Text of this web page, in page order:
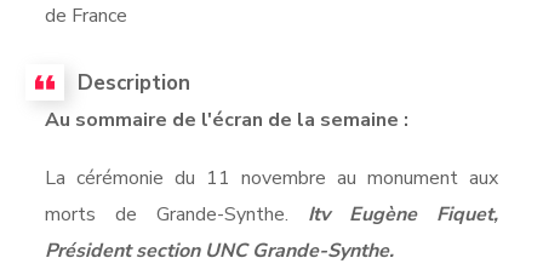
de France
Description
Au sommaire de l'écran de la semaine :
La cérémonie du 11 novembre au monument aux
morts de Grande-Synthe. Itv Eugène Fiquet,
Président section UNC Grande-Synthe.